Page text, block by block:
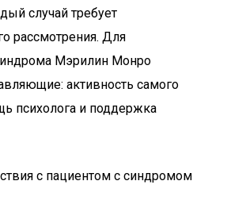
случай требует
рассмотрения. Для
Мэрилин Монро
активность самого
психолога и поддержка
с пациентом с синдромом